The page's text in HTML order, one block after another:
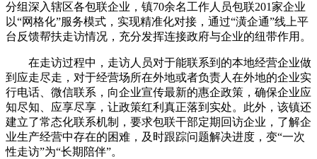
分组深入辖区各包联企业，镇70余名工作人员包联201家企业
以“网格化”服务模式，实现精准化对接，通过“潢企通”线上平
台反馈帮扶走访情况，充分发挥连接政府与企业的纽带作用。
在走访过程中，走访人员对于能联系到的本地经营企业做
到应走尽走，对于经营场所在外地或者负责人在外地的企业实
行电话、微信联系，向企业宣传最新的惠企政策，确保企业应
知尽知、应享尽享，让政策红利真正落到实处。此外，该镇还
建立了常态化联系机制，要求包联干部定期回访企业，了解企
业生产经营中存在的困难，及时跟踪问题解决进度，变“一次
性走访”为“长期陪伴”。